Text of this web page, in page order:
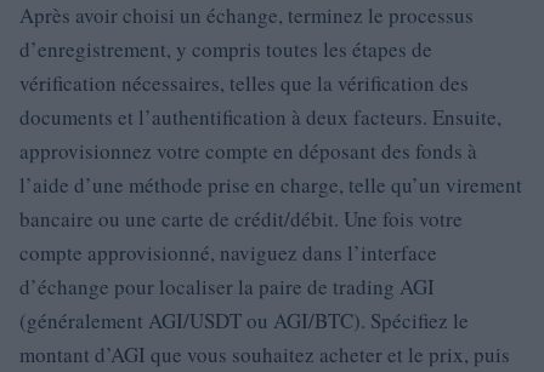
Après avoir choisi un échange, terminez le processus
d’enregistrement, y compris toutes les étapes de
vérification nécessaires, telles que la vérification des
documents et l’authentification à deux facteurs. Ensuite,
approvisionnez votre compte en déposant des fonds à
l’aide d’une méthode prise en charge, telle qu’un virement
bancaire ou une carte de crédit/débit. Une fois votre
compte approvisionné, naviguez dans l’interface
d’échange pour localiser la paire de trading AGI
(généralement AGI/USDT ou AGI/BTC). Spécifiez le
montant d’AGI que vous souhaitez acheter et le prix, puis